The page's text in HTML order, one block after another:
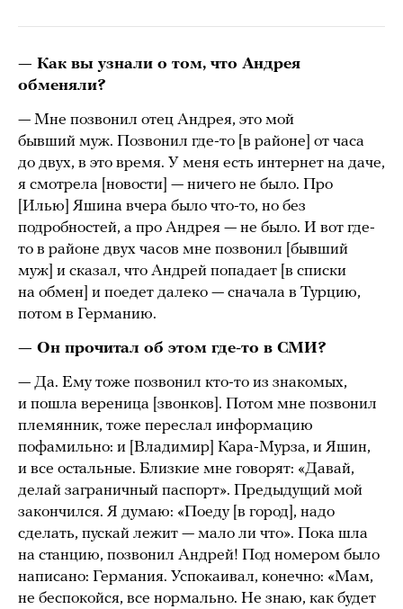
— Как вы узнали о том, что Андрея
обменяли?
— Мне позвонил отец Андрея, это мой
бывший муж. Позвонил где-то [в районе] от часа
до двух, в это время. У меня есть интернет на даче,
я смотрела [новости] — ничего не было. Про
[Илью] Яшина вчера было что-то, но без
подробностей, а про Андрея — не было. И вот где-
то в районе двух часов мне позвонил [бывший
муж] и сказал, что Андрей попадает [в списки
на обмен] и поедет далеко — сначала в Турцию,
потом в Германию.
— Он прочитал об этом где-то в СМИ?
— Да. Ему тоже позвонил кто-то из знакомых,
и пошла вереница [звонков]. Потом мне позвонил
племянник, тоже переслал информацию
пофамильно: и [Владимир] Кара-Мурза, и Яшин,
и все остальные. Близкие мне говорят: «Давай,
делай заграничный паспорт». Предыдущий мой
закончился. Я думаю: «Поеду [в город], надо
сделать, пускай лежит — мало ли что». Пока шла
на станцию, позвонил Андрей! Под номером было
написано: Германия. Успокаивал, конечно: «Мам,
не беспокойся, все нормально. Не знаю, как будет